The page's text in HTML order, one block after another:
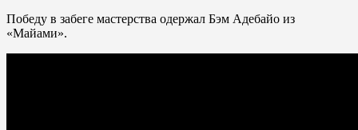
Победу в забеге мастерства одержал Бэм Адебайо из
«Майами».